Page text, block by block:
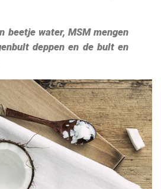
beetje water, MSM mengen
deppen en de bult en